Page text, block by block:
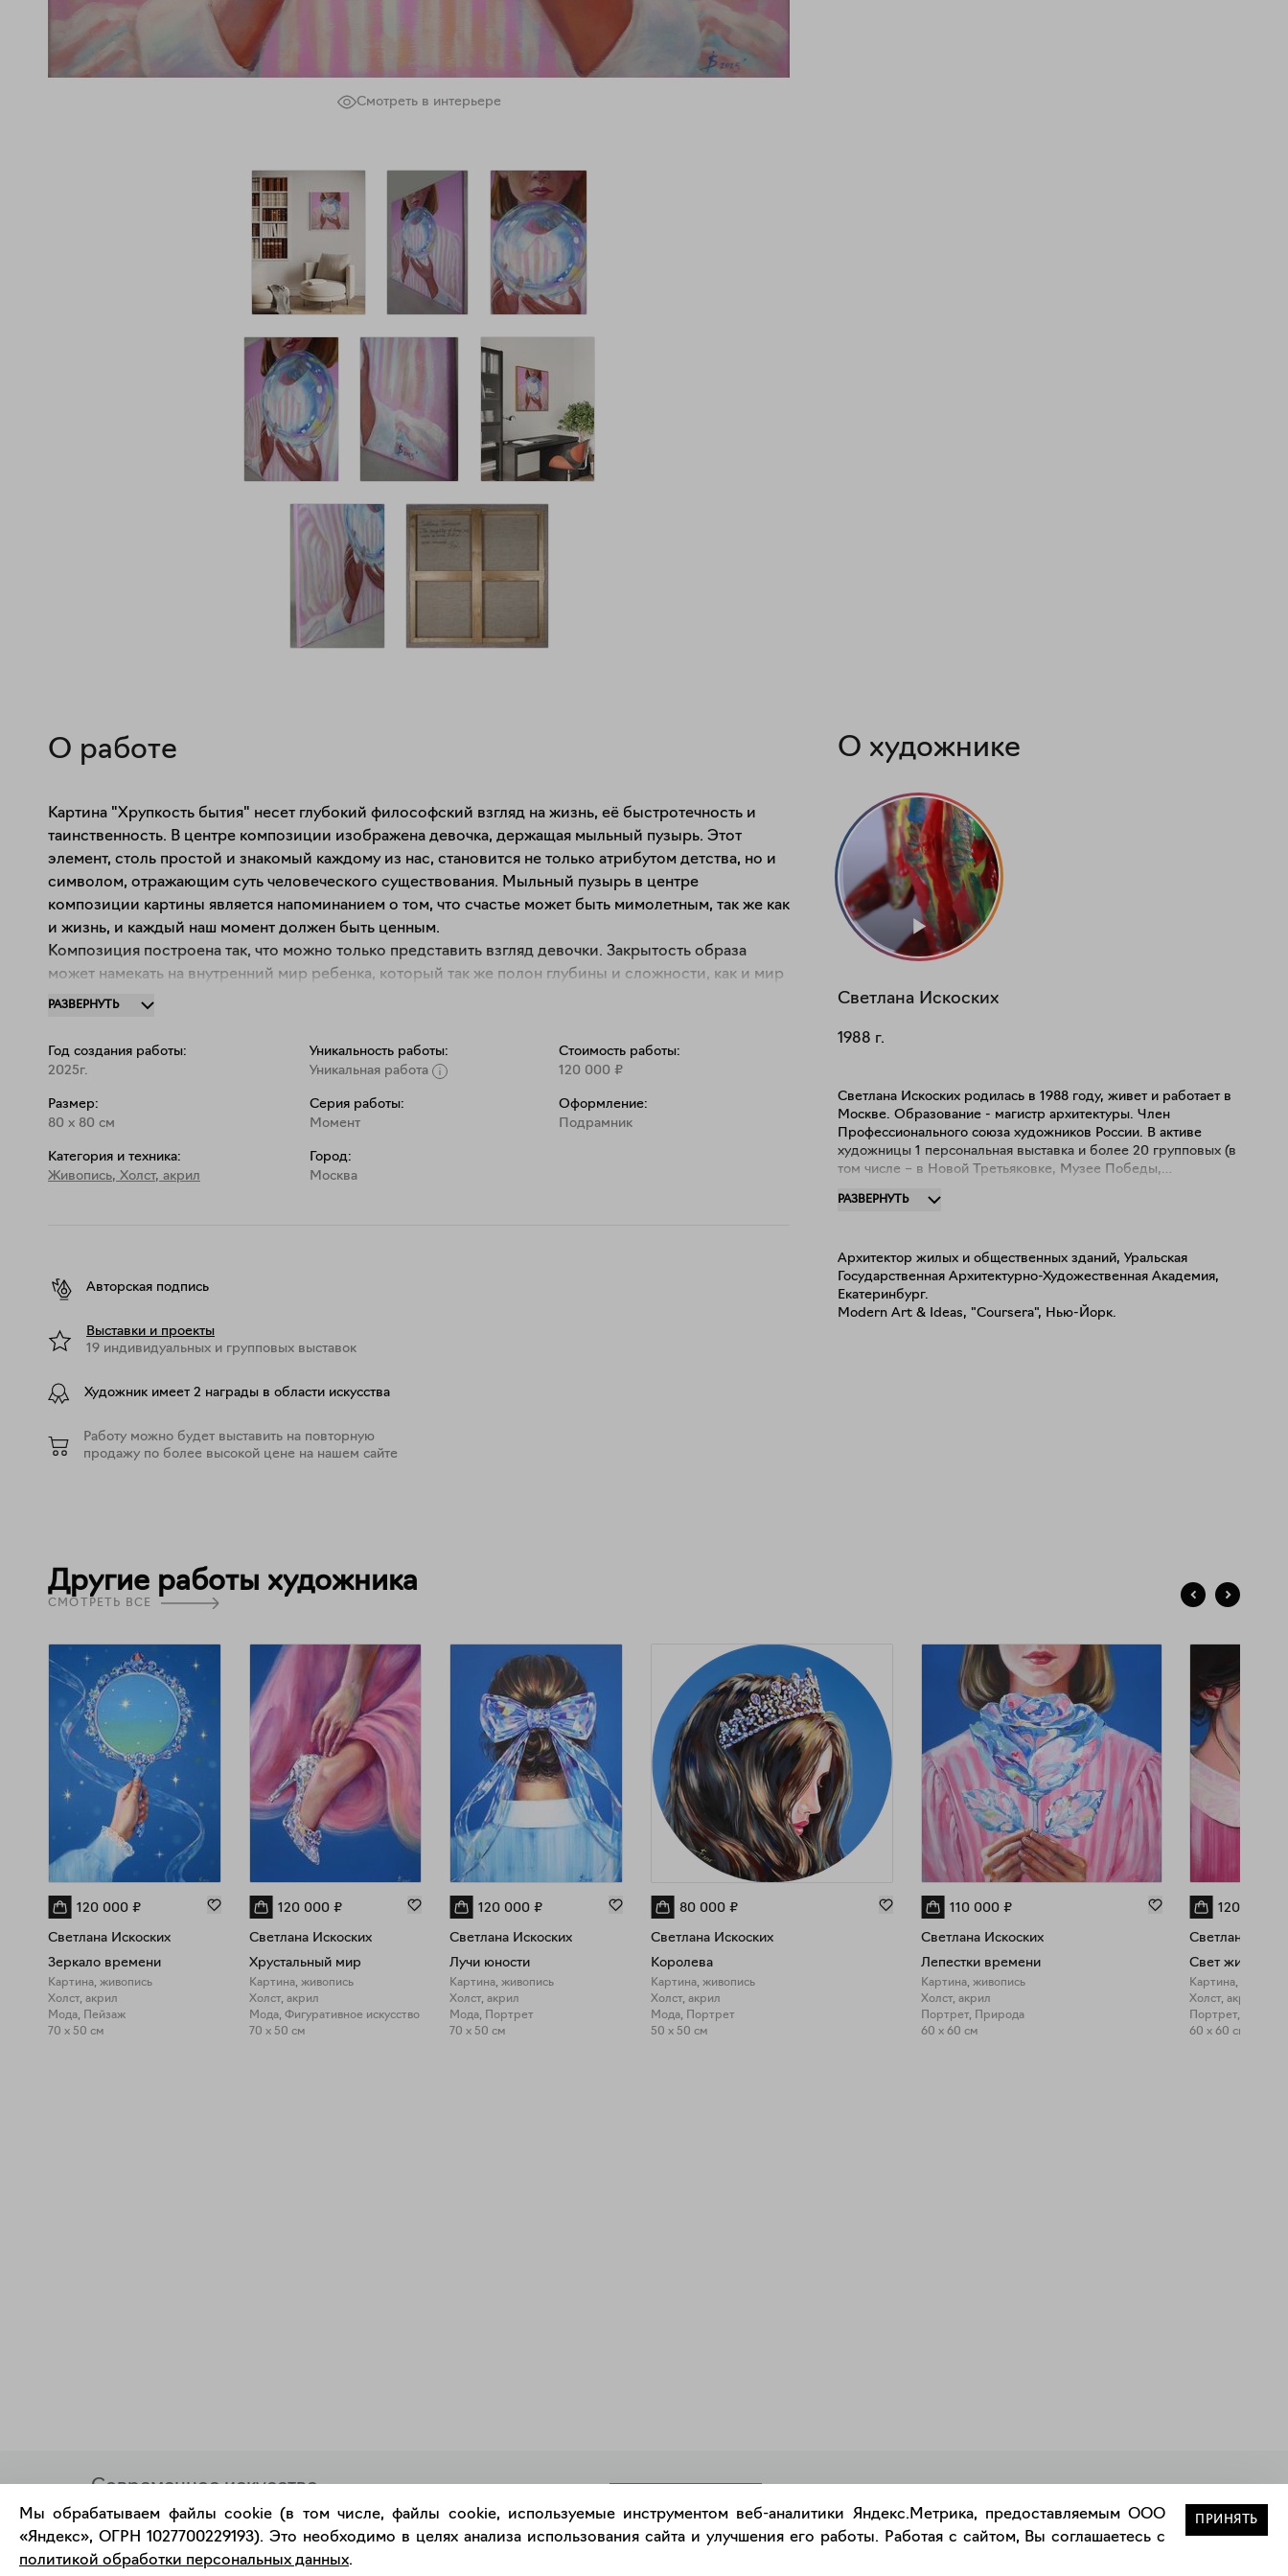
Смотреть в интерьере
О работе
Картина "Хрупкость бытия" несет глубокий философский взгляд на жизнь, её быстротечность и
таинственность. В центре композиции изображена девочка, держащая мыльный пузырь. Этот
элемент, столь простой и знакомый каждому из нас, становится не только атрибутом детства, но и
символом, отражающим суть человеческого существования. Мыльный пузырь в центре
композиции картины является напоминанием о том, что счастье может быть мимолетным, так же как
и жизнь, и каждый наш момент должен быть ценным.
Композиция построена так, что можно только представить взгляд девочки. Закрытость образа
может намекать на внутренний мир ребенка, который так же полон глубины и сложности, как и мир
взрослых. Мы видим лишь поверхность, но внутренние переживания могут быть куда более
Цвет играет ключевую роль в передаче эмоций на картине. Розовый цвет напоминает о
гармонию, которая часто ускользает от нас по мере взросления.
РАЗВЕРНУТЬ
Год создания работы:
2025г.
Размер:
80 x 80 см
Категория и техника:
Живопись, Холст, акрил
Уникальность работы:
Уникальная работа
Серия работы:
Момент
Город:
Москва
Стоимость работы:
120 000 ₽
Оформление:
Подрамник
Авторская подпись
Выставки и проекты
19 индивидуальных и групповых выставок
Художник имеет 2 награды в области искусства
Работу можно будет выставить на повторную
продажу по более высокой цене на нашем сайте
О художнике
Светлана Искоских
1988 г.
Светлана Искоских родилась в 1988 году, живет и работает в
Москве. Образование - магистр архитектуры. Член
Профессионального союза художников России. В активе
художницы 1 персональная выставка и более 20 групповых (в
том числе – в Новой Третьяковке, Музее Победы,
находятся в частных собраниях в России, Европы и США.
РАЗВЕРНУТЬ
Архитектор жилых и общественных зданий, Уральская
Государственная Архитектурно-Художественная Академия,
Екатеринбург.
Modern Art & Ideas, "Coursera", Нью-Йорк.
Другие работы художника
СМОТРЕТЬ ВСЕ
120 000 ₽
Светлана Искоских
Зеркало времени
Картина, живопись
Холст, акрил
Мода, Пейзаж
70 x 50 см
120 000 ₽
Светлана Искоских
Хрустальный мир
Картина, живопись
Холст, акрил
Мода, Фигуративное искусство
70 x 50 см
120 000 ₽
Светлана Искоских
Лучи юности
Картина, живопись
Холст, акрил
Мода, Портрет
70 x 50 см
80 000 ₽
Светлана Искоских
Королева
Картина, живопись
Холст, акрил
Мода, Портрет
50 x 50 см
110 000 ₽
Светлана Искоских
Лепестки времени
Картина, живопись
Холст, акрил
Портрет, Природа
60 x 60 см
120 000
Светлана
Свет жизни
Картина,
Холст, акрил
Портрет,
60 x 60 см
Современное искусство
онлайн
Мы обрабатываем файлы cookie (в том числе, файлы cookie, используемые инструментом веб-аналитики Яндекс.Метрика, предоставляемым ООО
«Яндекс», ОГРН 1027700229193). Это необходимо в целях анализа использования сайта и улучшения его работы. Работая с сайтом, Вы соглашаетесь с
политикой обработки персональных данных.
ПРИНЯТЬ